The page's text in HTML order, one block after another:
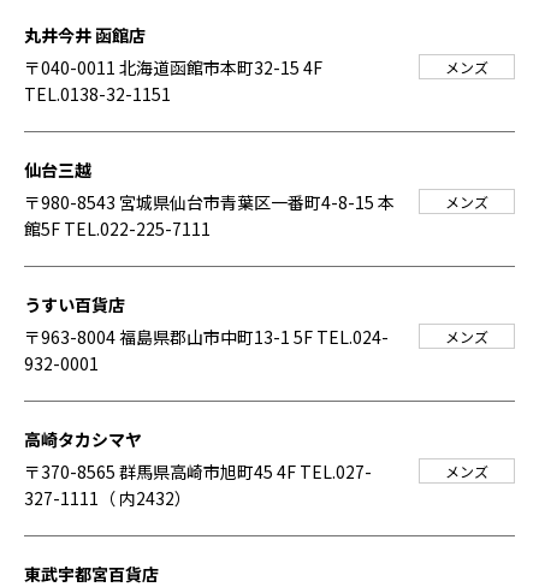
丸井今井 函館店
〒040-0011 北海道函館市本町32-15 4F
TEL.0138-32-1151
メンズ
仙台三越
〒980-8543 宮城県仙台市青葉区一番町4-8-15 本
館5F TEL.022-225-7111
メンズ
うすい百貨店
〒963-8004 福島県郡山市中町13-1 5F TEL.024-
932-0001
メンズ
高崎タカシマヤ
〒370-8565 群馬県高崎市旭町45 4F TEL.027-
327-1111（ 内2432）
メンズ
東武宇都宮百貨店